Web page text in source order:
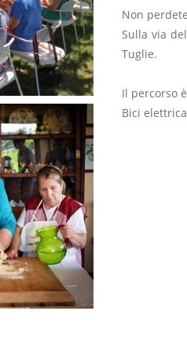
Non
Sulla via
Tuglie.
Il percorso
Bici